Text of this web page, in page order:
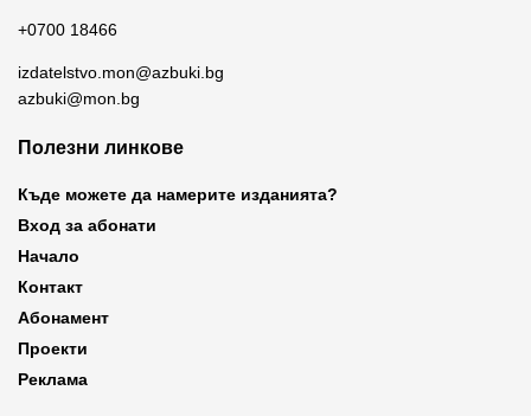
+0700 18466
izdatelstvo.mon@azbuki.bg
azbuki@mon.bg
Полезни линкове
Къде можете да намерите изданията?
Вход за абонати
Начало
Контакт
Абонамент
Проекти
Реклама